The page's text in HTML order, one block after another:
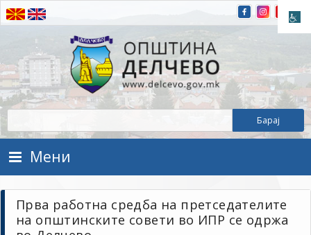
Прескокнете на содржината
Општина Делчево
Општина Делчево
Мени
Прва работна средба на претседателите
на општинските совети во ИПР се одржа